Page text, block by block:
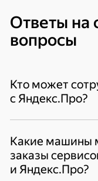
Ответы на
вопросы
Кто может
с Яндекс.Про?
самозанятые и
в одном из
профиль с
Какие машины
заказы
и Яндекс.Про?